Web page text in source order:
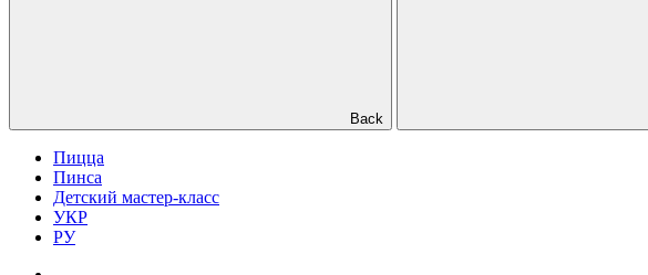
Back
Пицца
Пинса
Детский мастер-класс
УКР
РУ